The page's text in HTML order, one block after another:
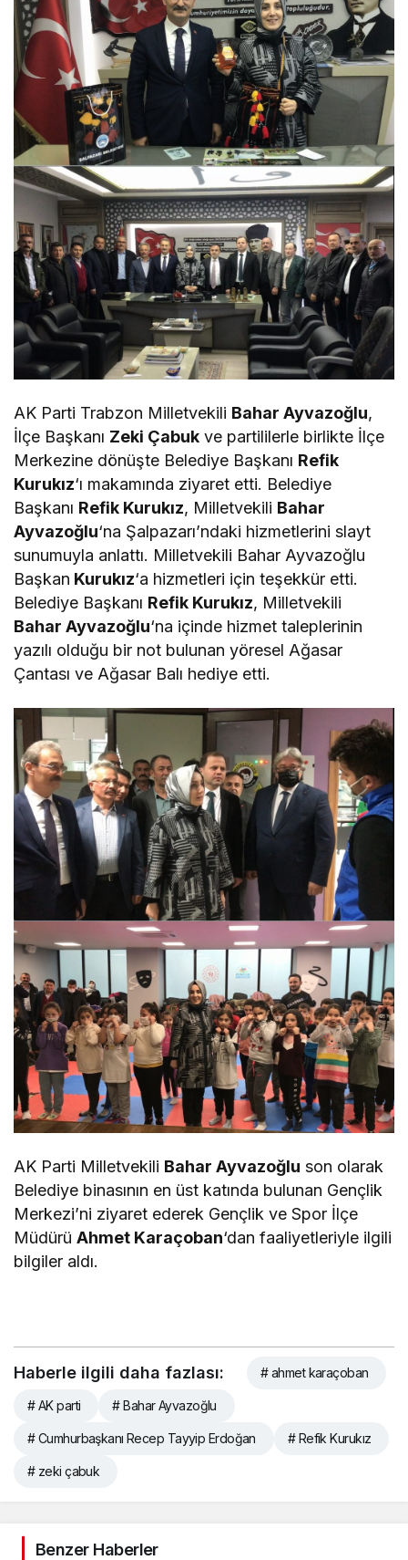
AK Parti Trabzon Milletvekili Bahar Ayvazoğlu,
İlçe Başkanı Zeki Çabuk ve partililerle birlikte İlçe
Merkezine dönüşte Belediye Başkanı Refik
Kurukız‘ı makamında ziyaret etti. Belediye
Başkanı Refik Kurukız, Milletvekili Bahar
Ayvazoğlu‘na Şalpazarı’ndaki hizmetlerini slayt
sunumuyla anlattı. Milletvekili Bahar Ayvazoğlu
Başkan Kurukız‘a hizmetleri için teşekkür etti.
Belediye Başkanı Refik Kurukız, Milletvekili
Bahar Ayvazoğlu‘na içinde hizmet taleplerinin
yazılı olduğu bir not bulunan yöresel Ağasar
Çantası ve Ağasar Balı hediye etti.
AK Parti Milletvekili Bahar Ayvazoğlu son olarak
Belediye binasının en üst katında bulunan Gençlik
Merkezi’ni ziyaret ederek Gençlik ve Spor İlçe
MüdürüAhmet Karaçoban‘dan faaliyetleriyle ilgili
bilgiler aldı.
Haberle ilgili daha fazlası: # ahmet karaçoban
# AK parti # Bahar Ayvazoğlu
# Cumhurbaşkanı Recep Tayyip Erdoğan # Refik Kurukız
# zeki çabuk
Benzer Haberler